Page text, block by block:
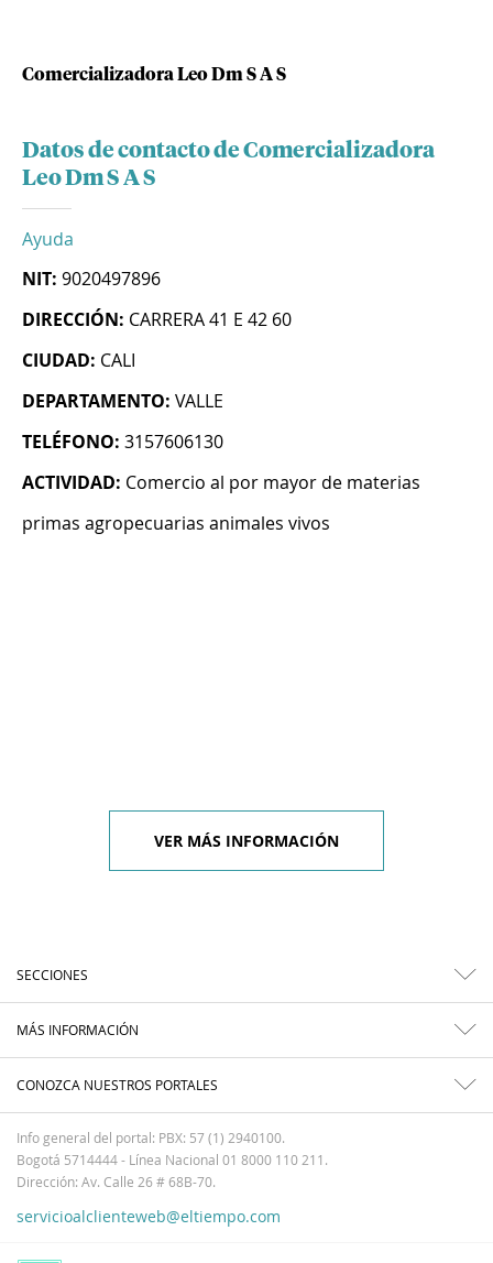
Comercializadora Leo Dm S A S
Datos de contacto de Comercializadora
Leo Dm S A S
Ayuda
NIT: 9020497896
DIRECCIÓN: CARRERA 41 E 42 60
CIUDAD: CALI
DEPARTAMENTO: VALLE
TELÉFONO: 3157606130
ACTIVIDAD: Comercio al por mayor de materias
primas agropecuarias animales vivos
VER MÁS INFORMACIÓN
SECCIONES
MÁS INFORMACIÓN
CONOZCA NUESTROS PORTALES
Info general del portal: PBX: 57 (1) 2940100.
Bogotá 5714444 - Línea Nacional 01 8000 110 211.
Dirección: Av. Calle 26 # 68B-70.
servicioalclienteweb@eltiempo.com